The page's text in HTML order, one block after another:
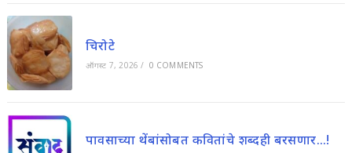
चिरोटे
ऑगस्ट 7, 2026 / 0 COMMENTS
पावसाच्या थेंबांसोबत कवितांचे शब्दही बरसणार…!